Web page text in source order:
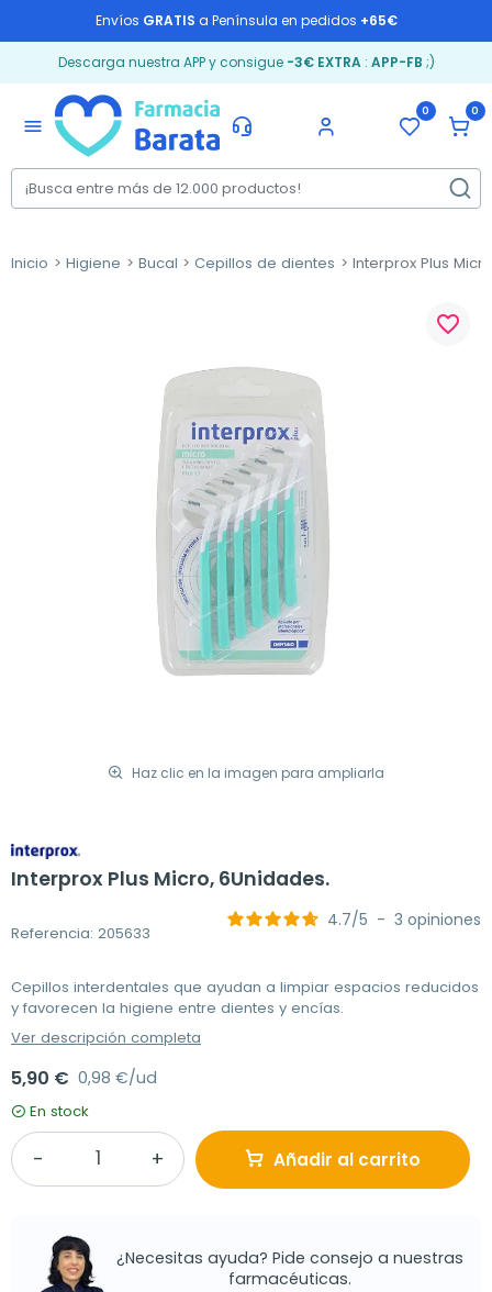
Envíos GRATIS a Península en pedidos +65€
Descarga nuestra APP y consigue -3€ EXTRA: APP-FB ;)
menu
0 0
Inicio Higiene Bucal Cepillos de dientes Interprox Plus
Haz clic en la imagen para ampliarla
favorite_border
Interprox Plus Micro, 6Unidades.
Referencia: 205633
4.7/5 - 3 opiniones
Cepillos interdentales que ayudan a limpiar espacios reducidos
y favorecen la higiene entre dientes y encías.
Ver descripción completa
5,90 € 0,98 €/ud
En stock
Añadir al carrito
¿Necesitas ayuda? Pide consejo a nuestras
farmacéuticas.